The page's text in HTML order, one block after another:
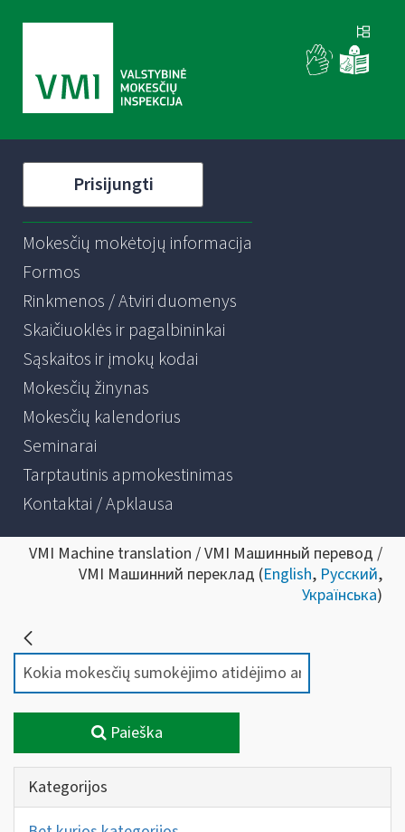
Prisijungti
Mokesčių mokėtojų informacija
Formos
Rinkmenos / Atviri duomenys
Skaičiuoklės ir pagalbininkai
Sąskaitos ir įmokų kodai
Mokesčių žinynas
Mokesčių kalendorius
Seminarai
Tarptautinis apmokestinimas
Kontaktai / Apklausa
VMI Machine translation / VMI Машинный перевод /
VMI Машинний переклад (English, Русский,
Українська)
Paieška
Kategorijos